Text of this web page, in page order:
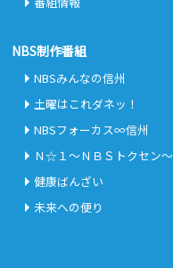
NBS制作番組
NBSみんなの信州
土曜はこれダネッ！
NBSフォーカス∞信州
Ｎ☆１～ＮＢＳトクセン～
健康ばんざい
未来への便り